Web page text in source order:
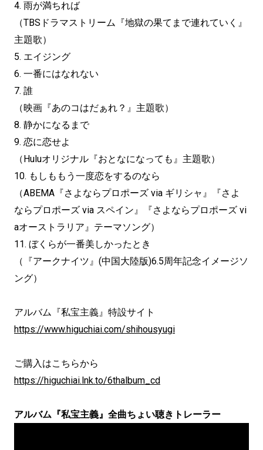
4. 雨が満ちれば
（TBSドラマストリーム『地獄の果てまで連れていく』
主題歌）
5. エイジング
6. 一番にはなれない
7. 誰
（映画『あのコはだぁれ？』主題歌）
8. 静かになるまで
9. 恋に恋せよ
（Huluオリジナル『おとなになっても』主題歌）
10. もしももう一度恋をするのなら
（ABEMA『さよならプロポーズ via ギリシャ』『さよ
ならプロポーズ via スペイン』『さよならプロポーズ vi
aオーストラリア』テーマソング）
11. ぼくらが一番美しかったとき
（『アークナイツ』(中国大陸版)6.5周年記念イメージソ
ング）
アルバム『私宝主義』特設サイト
https://www.higuchiai.com/shihousyugi
ご購入はこちらから
https://higuchiai.lnk.to/6thalbum_cd
アルバム『私宝主義』全曲ちょい聴きトレーラー